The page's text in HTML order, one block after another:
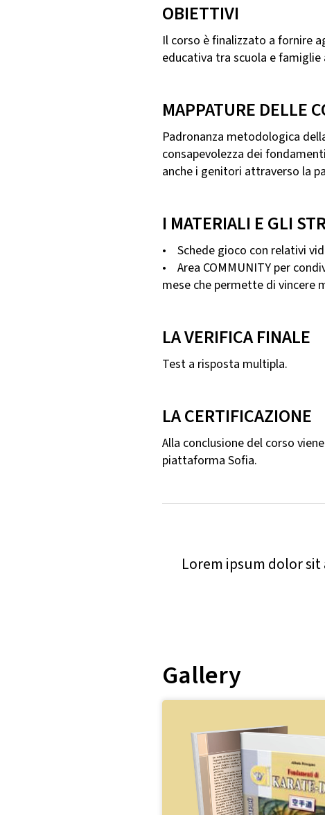
OBIETTIVI
Il corso è finalizzato a fornire
educativa tra scuola e
MAPPATURE DELLE
Padronanza metodologica
consapevolezza dei
anche i genitori attraverso la
I MATERIALI E GLI
• Schede gioco con relativi
• Area COMMUNITY per
mese che permette di vincere
LA VERIFICA FINALE
Test a risposta multipla.
LA CERTIFICAZIONE
Alla conclusione del corso
piattaforma Sofia.
Lorem ipsum dolor
Gallery